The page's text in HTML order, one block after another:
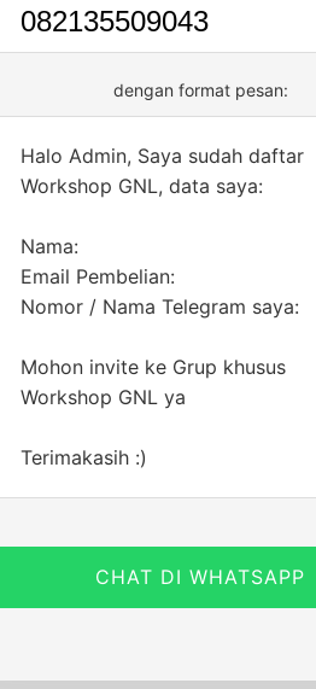
dengan format pesan:
Halo Admin, Saya sudah daftar
Workshop GNL, data saya:
Nama:
Email Pembelian:
Nomor / Nama Telegram saya:
Mohon invite ke Grup khusus
Workshop GNL ya
Terimakasih :)
CHAT DI WHATSAPP